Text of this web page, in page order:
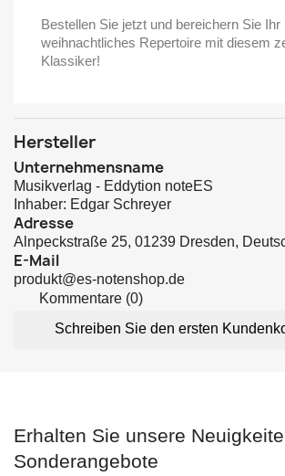
Bestellen Sie jetzt und bereichern Sie Ihr
weihnachtliches Repertoire mit diesem
Klassiker!
Hersteller
Unternehmensname
Musikverlag - Eddytion noteES
Inhaber: Edgar Schreyer
Adresse
Alnpeckstraße 25, 01239 Dresden,
E-Mail
produkt@es-notenshop.de
Kommentare (0)
Schreiben Sie den ersten
Erhalten Sie unsere
Sonderangebote